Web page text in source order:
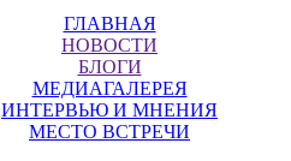
ГЛАВНАЯ
НОВОСТИ
БЛОГИ
МЕДИАГАЛЕРЕЯ
ИНТЕРВЬЮ И МНЕНИЯ
МЕСТО ВСТРЕЧИ